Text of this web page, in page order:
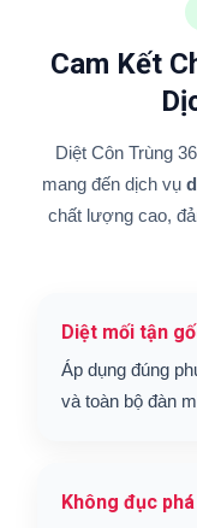
Cam Kết
Diệt Côn Trùng
mang đến dịch vụ
chất lượng cao,
Diệt mối tận
Áp dụng đúng
và toàn bộ đàn
Không đục